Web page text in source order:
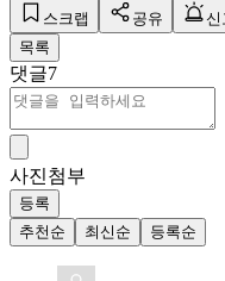
스크랩 공유
신
목록
댓글7
사진첨부
등록
추천순
최신순 등록순